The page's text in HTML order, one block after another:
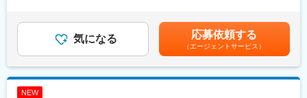
◎勤務時間や休日も公務員に準拠！基本的に土日や祝日が休みと
なり、働きやすい環境が用意されています！
◎官公庁は「働き方改革」を推進する立場にあるので、残業は少
ない傾向です！社内・社外業務比率もほぼ50:50と、室内での事務
業務が多いのも特徴です！
道路工事等）の発注業務をサポートすることです。
工事の積算や検査などの業務を公務員に代わって行うことで、ワ
ークライフバランス良く働くことが可能です。
【具体的な業務】
給与補足＞■昇給：年1回（4月）■賞与：なし（正社員移行した場
合には支給対象）■モデル年収：540万円／35歳・経験10年…月額
35万円＋残業手当・一律手当600万円／40歳・経験15年…月額37
万円＋残業手当・一律手当賃金はあくまでも目安の金額であり、
選考を通じて上下する可能性があります。月給(月額)は固定手当を
気になる 応募依頼する
（エージェントサービス）
NEW